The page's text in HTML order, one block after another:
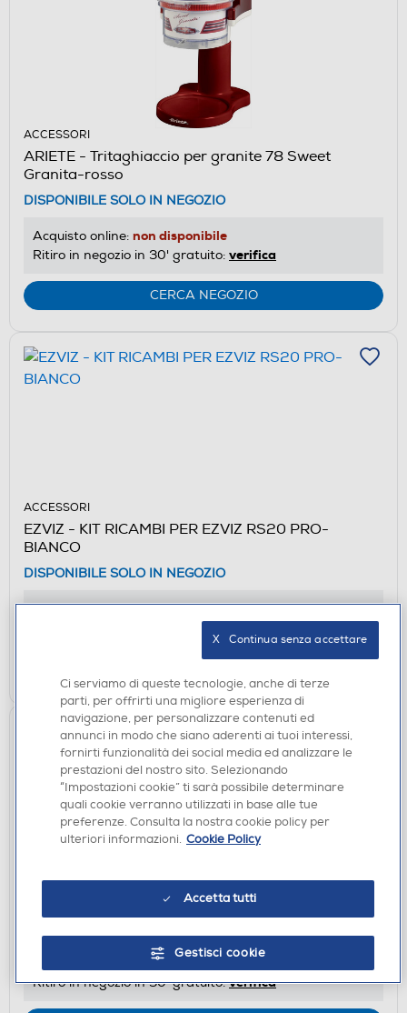
ACCESSORI
ARIETE - Tritaghiaccio per granite 78 Sweet
Granita-rosso
DISPONIBILE SOLO IN NEGOZIO
Acquisto online: non disponibile
Ritiro in negozio in 30' gratuito: verifica
CERCA NEGOZIO
ACCESSORI
EZVIZ - KIT RICAMBI PER EZVIZ RS20 PRO-
BIANCO
DISPONIBILE SOLO IN NEGOZIO
Acquisto online:non disponibile
Ritiro in negozio in 30' gratuito:
ACCESSORI
EZVIZ - KIT RICAMBI PER RS2
non disponibile
Ritiro in negozio in 30' gratuito:verifica
Ci serviamo di queste tecnologie, anche di terze
parti, per offrirti una migliore esperienza di
navigazione, per personalizzare contenuti ed
annunci in modo che siano aderenti ai tuoi interessi,
fornirti funzionalità dei social media ed analizzare le
prestazioni del nostro sito. Selezionando
“Impostazioni cookie” ti sarà possibile determinare
quali cookie verranno utilizzati in base alle tue
preferenze. Consulta la nostra cookie policy per
ulteriori informazioni. Cookie Policy
Accetta tutti
Gestisci cookie
X   Continua senza accettare